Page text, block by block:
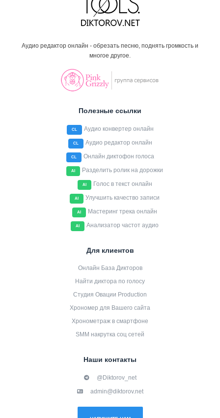
Аудио редактор онлайн - обрезать песню, поднять громкость и
многое другое.
Полезные ссылки
CL Аудио конвертер онлайн
CL Аудио редактор онлайн
CL Онлайн диктофон голоса
AI Разделить ролик на дорожки
AI Голос в текст онлайн
AI Улучшить качество записи
AI Мастеринг трека онлайн
AI Анализатор частот аудио
Для клиентов
Онлайн База Дикторов
Найти диктора по голосу
Студия Овации Production
Хрономер для Вашего сайта
Хронометраж в смартфоне
SMM накрутка соц сетей
Наши контакты
@Diktorov_net
admin@diktorov.net